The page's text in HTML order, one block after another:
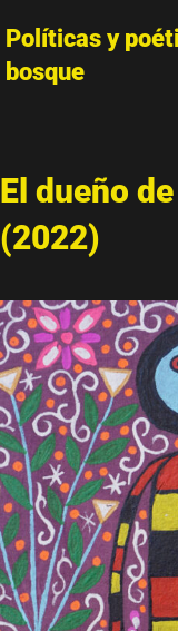
Políticas y
bosque
El dueño
(2022)